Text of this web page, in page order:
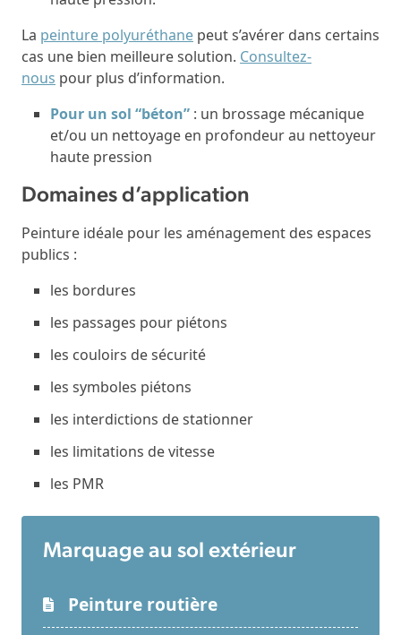
La peinture polyuréthane peut s’avérer dans certains
cas une bien meilleure solution. Consultez-
nous pour plus d’information.
Pour un sol “béton” : un brossage mécanique
et/ou un nettoyage en profondeur au nettoyeur
haute pression
Domaines d’application
Peinture idéale pour les aménagement des espaces
publics :
les bordures
les passages pour piétons
les couloirs de sécurité
les symboles piétons
les interdictions de stationner
les limitations de vitesse
les PMR
Marquage au sol extérieur
Peinture routière